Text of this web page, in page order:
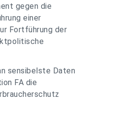
gegen die
einer
Fortführung der
sensibelste Daten
FA die